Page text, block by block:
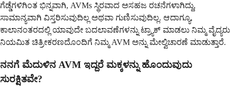
ಗೆಡ್ಡೆಗಳಿಗಿಂತ ಭಿನ್ನವಾಗಿ, AVMs ಸ್ಥಿರವಾದ ಅಸಹಜ ರಚನೆಗಳಾಗಿದ್ದು,
ಸಾಮಾನ್ಯವಾಗಿ ವಿಸ್ತರಿಸುವುದಿಲ್ಲ ಅಥವಾ ಗುಣಿಸುವುದಿಲ್ಲ. ಆದಾಗ್ಯೂ,
ಕಾಲಾನಂತರದಲ್ಲಿ ಯಾವುದೇ ಬದಲಾವಣೆಗಳನ್ನು ಟ್ರ್ಯಾಕ್ ಮಾಡಲು ನಿಮ್ಮ ವೈದ್ಯರು
ನಿಯಮಿತ ಚಿತ್ರೀಕರಣದೊಂದಿಗೆ ನಿಮ್ಮ AVM ಅನ್ನು ಮೇಲ್ವಿಚಾರಣೆ ಮಾಡುತ್ತಾರೆ.
ನನಗೆ ಮೆದುಳಿನ AVM ಇದ್ದರೆ ಮಕ್ಕಳನ್ನು ಹೊಂದುವುದು
ಸುರಕ್ಷಿತವೇ?